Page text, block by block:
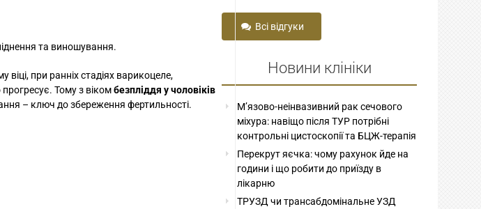
та виношування.
при ранніх стадіях варикоцеле,
Тому з вікомбезпліддя у чоловіків
– ключ до збереження фертильності.
Всі відгуки
Новини клініки
М’язово-неінвазивний рак сечового
міхура: навіщо після ТУР потрібні
контрольні цистоскопії та БЦЖ-терапія
Перекрут яєчка: чому рахунок йде на
години і що робити до приїзду в
лікарню
ТРУЗД чи трансабдомінальне УЗД